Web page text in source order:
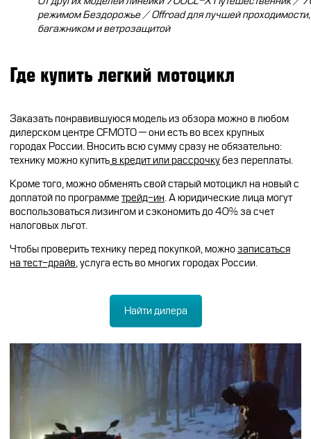
режимом Бездорожье / Offroad для лучшей
багажником и ветрозащитой
Где купить легкий мотоцикл
Заказать понравившуюся модель из обзора можно в любом
дилерском центре CFMOTO — они есть во всех крупных
городах России. Вносить всю сумму сразу не обязательно:
технику можно купитьв кредит или рассрочкубез переплаты.
Кроме того, можно обменять свой старый мотоцикл на новый с
доплатой по программе трейд-ин. А юридические лица могут
воспользоваться лизингом и сэкономить до 40% за счет
налоговых льгот.
Чтобы проверить технику перед покупкой, можнозаписаться
на тест-драйв, услуга есть во многих городах России.
Найти дилера